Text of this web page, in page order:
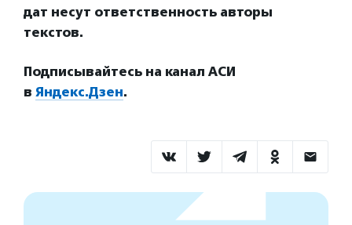
дат несут ответственность авторы
текстов.
Подписывайтесь на канал АСИ
в Яндекс.Дзен.